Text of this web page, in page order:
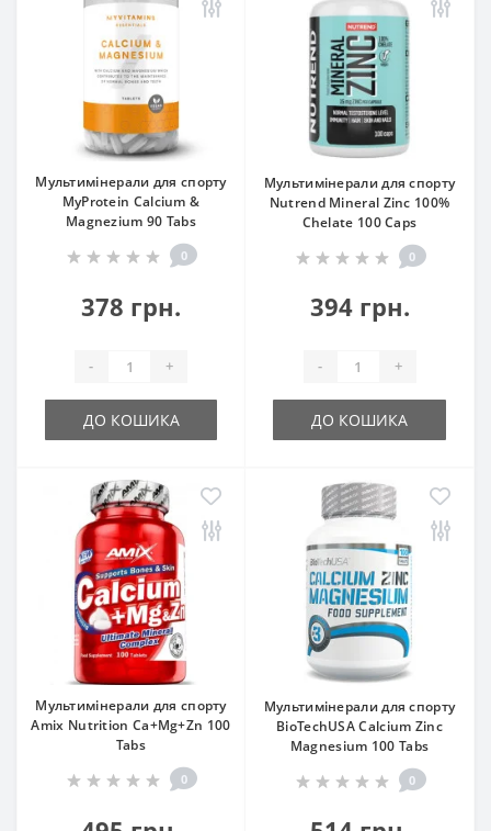
Мультимінерали для спорту
MyProtein Calcium &
Magnezium 90 Tabs
0
378 грн.
- +
ДО КОШИКА
Мультимінерали для спорту
Nutrend Mineral Zinc 100%
Chelate 100 Caps
0
394 грн.
- +
ДО КОШИКА
Мультимінерали для спорту
Amix Nutrition Ca+Mg+Zn 100
Tabs
0
Мультимінерали для спорту
BioTechUSA Calcium Zinc
Magnesium 100 Tabs
0